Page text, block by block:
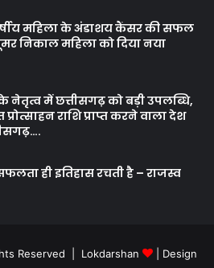
महिला के अंडाशय कैंसर की सफल
निकाल महिला को दिया नया
नेतृत्व में छत्तीसगढ़ को बड़ी उपलब्धि,
राशि प्राप्त करने वाला देश
ही इतिहास रचती है – राजस्व
Reserved | Lokdarshan | Design